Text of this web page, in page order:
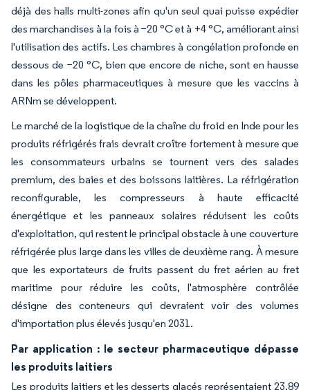
déjà des halls multi-zones afin qu'un seul quai puisse expédier
des marchandises à la fois à −20 °C et à +4 °C, améliorant ainsi
l'utilisation des actifs. Les chambres à congélation profonde en
dessous de −20 °C, bien que encore de niche, sont en hausse
dans les pôles pharmaceutiques à mesure que les vaccins à
ARNm se développent.
Le marché de la logistique de la chaîne du froid en Inde pour les
produits réfrigérés frais devrait croître fortement à mesure que
les consommateurs urbains se tournent vers des salades
premium, des baies et des boissons laitières. La réfrigération
reconfigurable, les compresseurs à haute efficacité
énergétique et les panneaux solaires réduisent les coûts
d'exploitation, qui restent le principal obstacle à une couverture
réfrigérée plus large dans les villes de deuxième rang. À mesure
que les exportateurs de fruits passent du fret aérien au fret
maritime pour réduire les coûts, l'atmosphère contrôlée
désigne des conteneurs qui devraient voir des volumes
d'importation plus élevés jusqu'en 2031.
Par application : le secteur pharmaceutique dépasse
les produits laitiers
Les produits laitiers et les desserts glacés représentaient 23,89